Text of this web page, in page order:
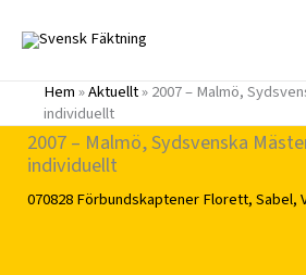
innehåll
Hem»Aktuellt»2007 – Malmö,
individuellt
2007 – Malmö, Sydsvenska
individuellt
070828FörbundskaptenerFlorett,Sabel,